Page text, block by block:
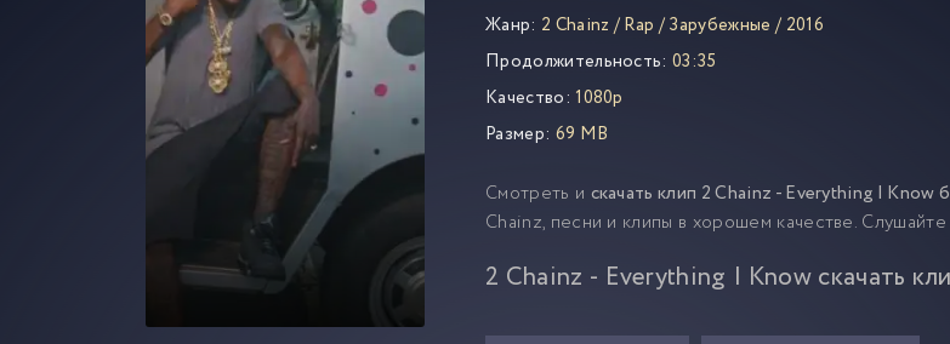
Жанр: 2 Chainz /Rap /Зарубежные / 2016
Продолжительность: 03:35
Качество: 1080p
Размер: 69 MB
Смотреть и скачать клип 2 Chainz - Everything I Know
Chainz, песни и клипы в хорошем качестве.
2 Chainz - Everything I Know скачать